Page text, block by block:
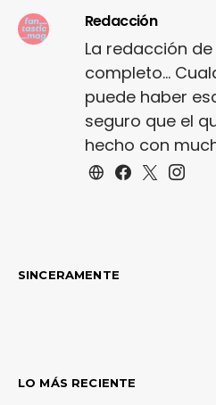
Redacción
La redacción
completo...
puede haber
seguro que el
hecho con
SINCERAMENTE
LO MÁS RECIENTE